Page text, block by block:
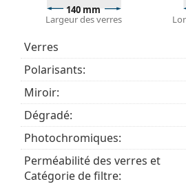
140 mm
Largeur des verres
Verres
Polarisants:
Miroir:
Dégradé:
Photochromiques:
Perméabilité des verres et
Catégorie de filtre: